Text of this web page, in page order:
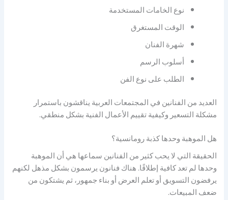
نوع الخامات المستخدمة
الوقت المستغرق
شهرة الفنان
أسلوب الرسم
الطلب على نوع الفن
العديد من الفنانين في المجتمعات العربية يناقشون باستمرار
مشكلة التسعير وكيفية تقييم الأعمال الفنية بشكل منطقي.
هل الموهبة وحدها كذبة رومانسية؟
الحقيقة التي لا يحب كثير من الفنانين سماعها هي أن الموهبة
وحدها لم تعد كافية إطلاقًا. هناك فنانون يرسمون بشكل مذهل لكنهم
يرفضون التسويق أو تعلم العرض أو بناء جمهور، ثم يشتكون من
ضعف المبيعات.